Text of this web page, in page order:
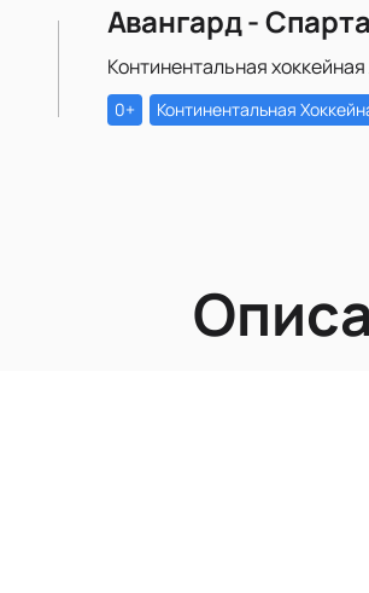
Авангард -
Континентальная хоккейная
0+ Континентальная